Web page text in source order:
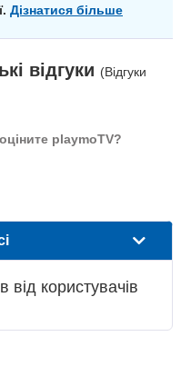
Дізнатися більше
відгуки (Відгуки
playmoTV?
від користувачів